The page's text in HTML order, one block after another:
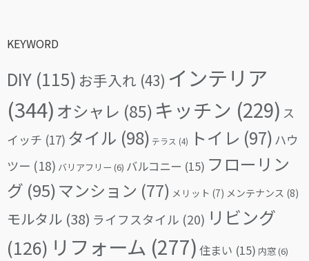
KEYWORD
DIY (115) お手入れ (43) インテリア
(344) オシャレ (85) キッチン (229) ス
イッチ (17) タイル (98) テラス (4) トイレ (97) ハウ
ツー (18) バリアフリー (6) バルコニー (15) フローリン
グ (95)マンション (77) メリット (7) メンテナンス (8)
モルタル (38) ライフスタイル (20) リビング
(126) リフォーム (277) 住まい (15) 内窓(6)